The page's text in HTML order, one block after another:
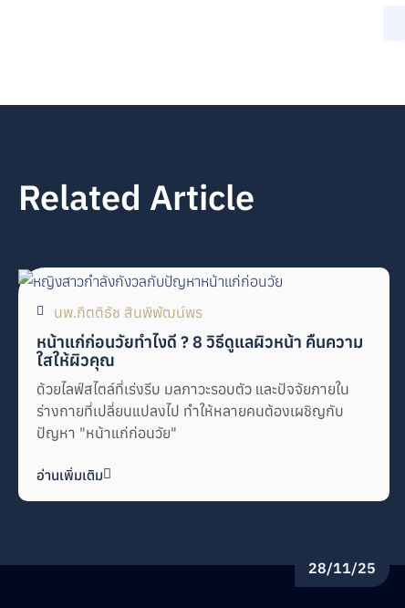
Related Article
28/11/25
นพ.กิตติธัช สินพิพัฒน์พร
หน้าแก่ก่อนวัยทำไงดี ? 8 วิธีดูแลผิวหน้า คืนความ
ใสให้ผิวคุณ
ด้วยไลฟ์สไตล์ที่เร่งรีบ มลภาวะรอบตัว และปัจจัยภายใน
ร่างกายที่เปลี่ยนแปลงไป ทำให้หลายคนต้องเผชิญกับ
ปัญหา "หน้าแก่ก่อนวัย"
อ่านเพิ่มเติม